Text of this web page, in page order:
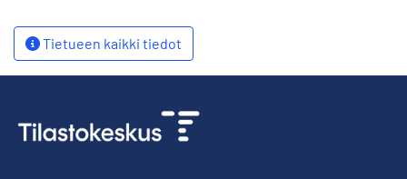
Tietueen kaikki tiedot